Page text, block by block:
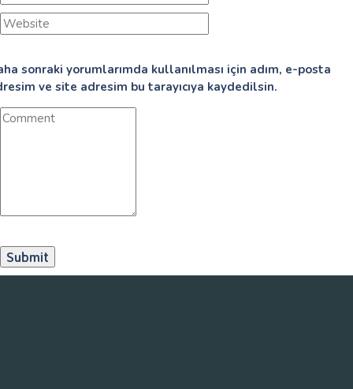
sonraki yorumlarımda kullanılması için adım, e-posta
ve site adresim bu tarayıcıya kaydedilsin.